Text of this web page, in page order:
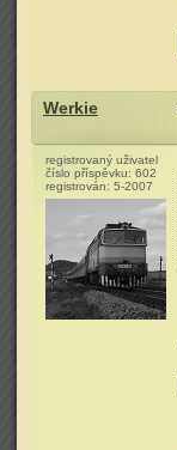
Werkie
registrovaný uživatel
číslo příspěvku: 602
registrován: 5-2007